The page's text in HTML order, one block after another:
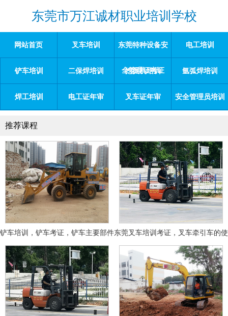
东莞市万江诚材职业培训学校
网站首页 叉车培训 东莞特种设备安
全管理证考证
电工培训
铲车培训 二保焊培训 挖掘机培训 氩弧焊培训
焊工培训 电工证年审 叉车证年审 安全管理员培训
推荐课程
铲车培训，铲车考证，铲车主要部件东莞叉车培训考证，叉车牵引车的使
用和操作